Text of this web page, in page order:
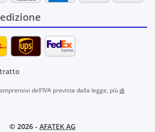
dell’IVA prevista dalla legge, piùdi
© 2026 - AFATEK AG